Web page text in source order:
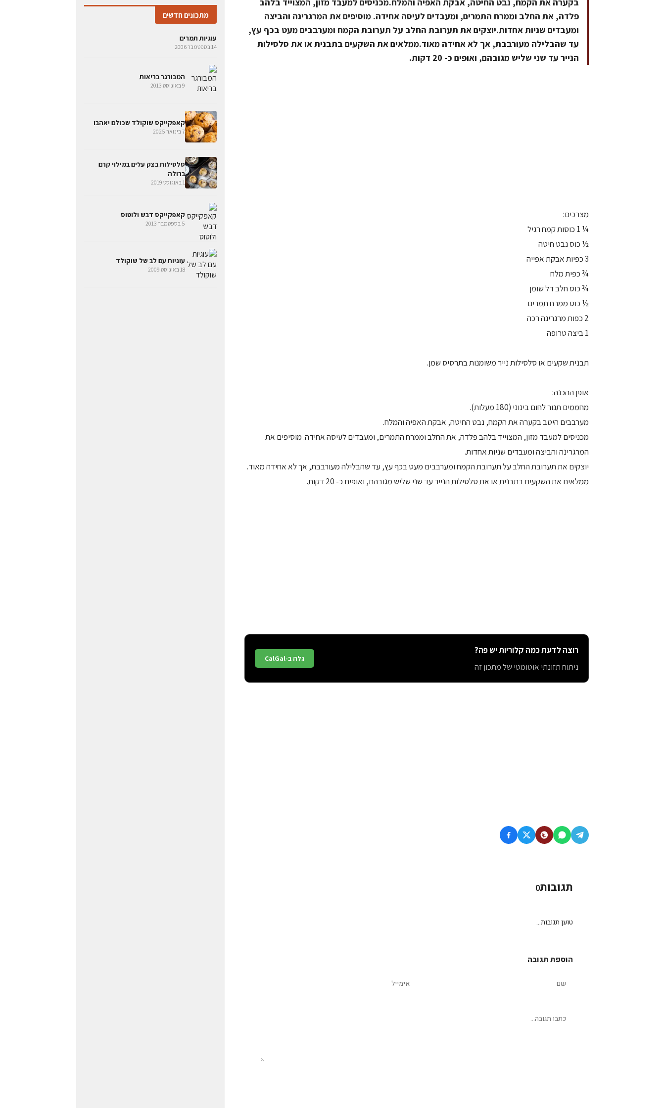
פלדה, את החלב וממרח התמרים, ומעבדים לעיסה אחידה. מוסיפים את המרגרינה והביצה
ומעבדים שניות אחדות.יוצקים את תערובת החלב על תערובת הקמח ומערבבים מעט בכף עץ,
עד שהבלילה מעורבבת, אך לא אחידה מאוד.ממלאים את השקעים בתבנית או את סלסילות
הנייר עד שני שליש מגובהם, ואופים כ- 20 דקות.
מצרכים:
¼ 1 כוסות קמח רגיל
½ כוס נבט חיטה
3 כפיות אבקת אפייה
¾ כפית מלח
¾ כוס חלב דל שומן
½ כוס ממרח תמרים
2 כפות מרגרינה רכה
1 ביצה טרופה
תבנית שקעים או סלסילות נייר משומנות בתרסיס שמן.
אופן ההכנה:
מחממים תנור לחום בינוני (180 מעלות).
מערבבים היטב בקערה את הקמח, נבט החיטה, אבקת האפיה והמלח.
מכניסים למעבד מזון, המצוייד בלהב פלדה, את החלב וממרח התמרים, ומעבדים לעיסה אחידה. מוסיפים את
המרגרינה והביצה ומעבדים שניות אחדות.
יוצקים את תערובת החלב על תערובת הקמח ומערבבים מעט בכף עץ, עד שהבלילה מעורבבת, אך לא אחידה מאוד.
ממלאים את השקעים בתבנית או את סלסילות הנייר עד שני שליש מגובהם, ואופים כ- 20 דקות.
רוצה לדעת כמה קלוריות יש פה?
ניתוח תזונתי אוטומטי של מתכון זה
גלה ב-CalGal
תגובות0
טוען תגובות...
הוספת תגובה
מתכונים חדשים
עוגיות תמרים
14 בספטמבר 2006
המבורגר בריאות
9 באוגוסט 2013
קאפקייקס שוקולד שכולם יאהבו
7 בינואר 2025
סלסילות בצק עלים במילוי קרם
ברולה
1 באוגוסט 2019
קאפקייקס דבש ולוטוס
5 בספטמבר 2013
עוגיות עם לב של שוקולד
18 באוגוסט 2009